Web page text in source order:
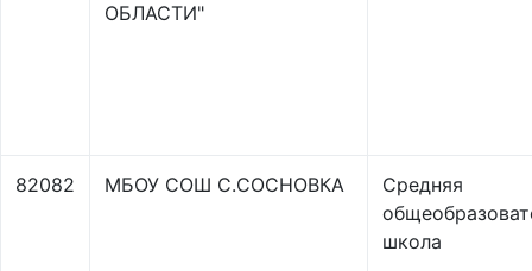
ОБЛАСТИ"
82082 МБОУ СОШ С.СОСНОВКА
Средняя
школа